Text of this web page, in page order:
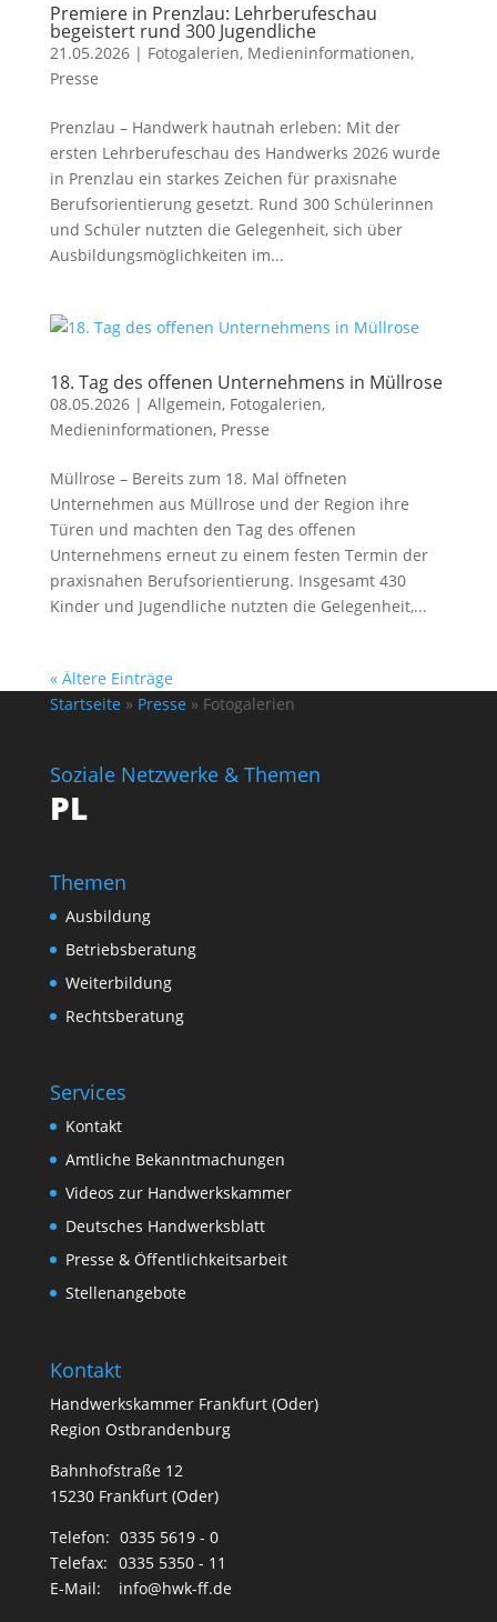
Premiere in Prenzlau: Lehrberufeschau
begeistert rund 300 Jugendliche
21.05.2026| Fotogalerien, Medieninformationen,
Presse
Prenzlau – Handwerk hautnah erleben: Mit der
ersten Lehrberufeschau des Handwerks 2026 wurde
in Prenzlau ein starkes Zeichen für praxisnahe
Berufsorientierung gesetzt. Rund 300 Schülerinnen
und Schüler nutzten die Gelegenheit, sich über
Ausbildungsmöglichkeiten im...
18. Tag des offenen Unternehmens in Müllrose
08.05.2026| Allgemein, Fotogalerien,
Medieninformationen, Presse
Müllrose – Bereits zum 18. Mal öffneten
Unternehmen aus Müllrose und der Region ihre
Türen und machten den Tag des offenen
Unternehmens erneut zu einem festen Termin der
praxisnahen Berufsorientierung. Insgesamt 430
Kinder und Jugendliche nutzten die Gelegenheit,...
« Ältere Einträge
Startseite » Presse » Fotogalerien
Soziale Netzwerke & Themen
PL
Themen
Ausbildung
Betriebsberatung
Weiterbildung
Rechtsberatung
Services
Kontakt
Amtliche Bekanntmachungen
Videos zur Handwerkskammer
Deutsches Handwerksblatt
Presse & Öffentlichkeitsarbeit
Stellenangebote
Kontakt
Handwerkskammer Frankfurt (Oder)
Region Ostbrandenburg
Bahnhofstraße 12
15230 Frankfurt (Oder)
Telefon: 0335 5619 - 0
Telefax: 0335 5350 - 11
E-Mail:
info@hwk-ff.de